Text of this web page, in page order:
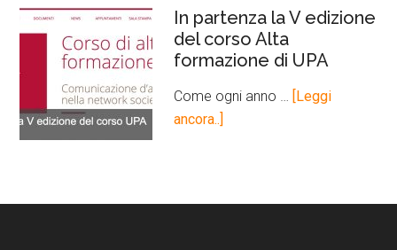
In partenza la V edizione
del corso Alta
formazione di UPA
Come ogni anno … [Leggi
ancora..]